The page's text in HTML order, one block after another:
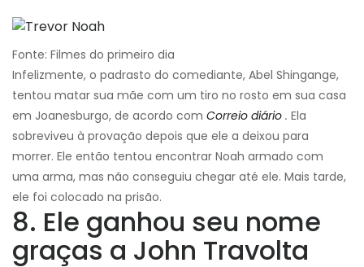
Fonte: Filmes do primeiro dia
Infelizmente, o padrasto do comediante, Abel Shingange,
tentou matar sua mãe com um tiro no rosto em sua casa
em Joanesburgo, de acordo com Correio diário . Ela
sobreviveu à provação depois que ele a deixou para
morrer. Ele então tentou encontrar Noah armado com
uma arma, mas não conseguiu chegar até ele. Mais tarde,
ele foi colocado na prisão.
8. Ele ganhou seu nome
graças a John Travolta